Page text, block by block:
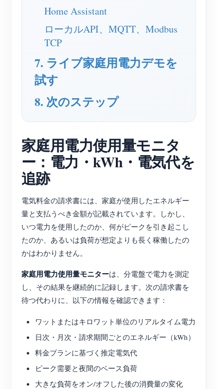
Home Assistant
ローカルAPI、MQTT、Modbus
TCP
7. ライブ家庭用電力デモを
試す
8. 次のステップ
家庭用電力使用量モニタ
ー：電力・kWh・電気代を
追跡
電気料金の請求書には、家庭が使用したエネルギー
量と支払うべき金額が記載されています。しかし、
いつ電力を使用したのか、何がピークを引き起こし
たのか、あるいは負荷が想定よりも長く稼働したの
かはわかりません。
家庭用電力使用量モニターは、分電盤で電力を測定
し、その結果を継続的に記録します。次の請求書を
待つ代わりに、以下の情報を確認できます：
ワットまたはキロワット単位のリアルタイム電力
日次・月次・請求期間ごとのエネルギー（kWh）
料金プランに基づく推定電気代
ピーク需要と夜間のベース負荷
大きな負荷をオン/オフした後の消費量の変化